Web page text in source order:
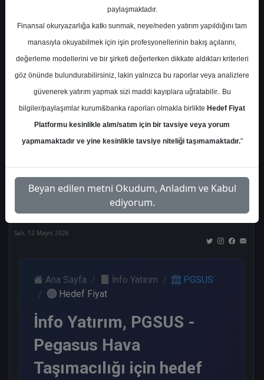
Ortalama Getiri Potansiyeli %69.29
Kurum Sayısı
18
Al
9
Tut
2
End.
Get.
2
Endeks
Get.
2
Tavsiye
2
Salı, 12 Mayıs 2026
Ana Sayfa İnfo Yatırım
PGSUS
Hedef Fiyat
İnfo Yatırım, PGSUS -
Pegasus Hava
Taşımacılığı için hedef
paylaşmaktadır.
Finansal okuryazarlığa katkı sunmak, neye/neden yatırım yapıldığını tam
manasıyla okuyabilmek için işin profesyonellerinin bakış açılarını,
değerleme modellerini ve bir şirketi değerlerken dikkate aldıkları kriterleri
göz önünde bulundurabilirsiniz, lakin yalnızca bu raporlar veya analizlere
güvenerek yatırım yapmak sizi maddi kayıplara uğratabilir.. Bu
bilgiler/paylaşımlar kurum&banka raporları olmakla birlikte Hedef Fiyat
Platformu kesinlikle alım/satım için bir tavsiye veya yorum
yapmamaktadır ve yine kesinlikle tavsiye niteliği taşımamaktadır."
Beyan edilen metni Okudum, Anladım ve Kabul
ediyorum.